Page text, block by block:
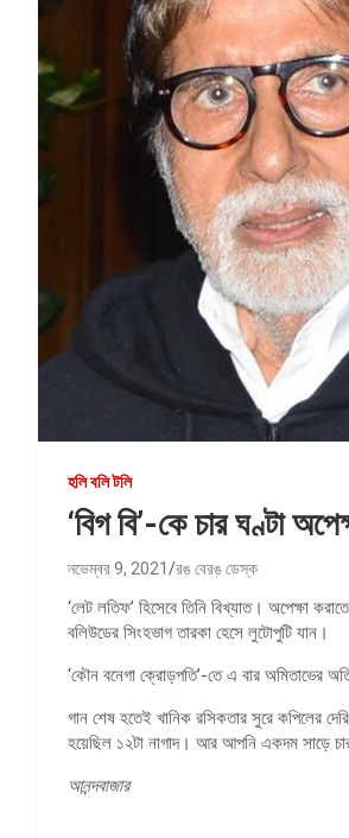
হলি বলি টলি
‘বিগ বি’-কে চার ঘণ্টা
নভেম্বর 9, 2021 রঙ বেরঙ ডেস্ক
‘লেট লতিফ’ হিসেবে তিনি বিখ্যাত। অপেক্ষা
বলিউডের সিংহভাগ তারকা হেসে লুটোপুটি যান।
‘কৌন বনেগা ক্রোড়পতি’-তে এ বার অমিতাভের
গান শেষ হতেই খানিক রসিকতার সুরে কপিলের
হয়েছিল ১২টা নাগাদ। আর আপনি একদম সাড়ে
আনন্দবাজার